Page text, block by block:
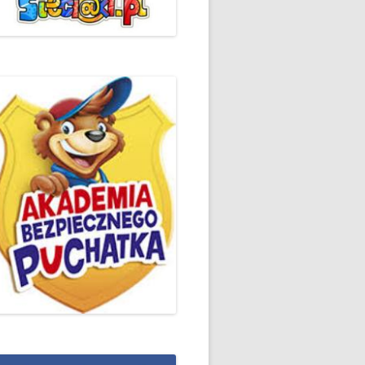
ŻYCZLIWOŚCI I POZDROWIEŃ
EUROPEJSKI TYDZIEŃ
ŚWIADOMOŚCI DYSLEKSJI
'2019
DZIEŃ BEZPIECZNEGO
INTERNETU ’2020
SZKOLNY DZIEŃ PROFILAKTYKI
W SP NR 1 W HRUBIESZOWIE –
2019
ZAKOŃCZENIE VIII EDYCJI
WARSZTATÓW „MĄDRZY